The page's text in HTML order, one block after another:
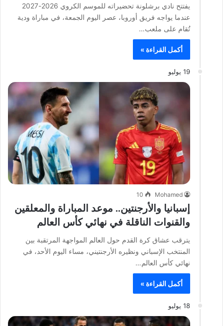
يفتتح نادي برشلونة تحضيراته للموسم الكروي 2026-2027
عندما يواجه فريق أوروبا، عصر اليوم الجمعة، في مباراة ودية
تُقام على ملعب…
أكمل القراءة »
19 يوليو
Mohamed
10
إسبانيا والأرجنتين.. موعد المباراة والمعلقين
والقنوات الناقلة في نهائي كأس العالم
يترقب عشاق كرة القدم حول العالم المواجهة المرتقبة بين
المنتخب الإسباني ونظيره الأرجنتيني، مساء اليوم الأحد، في
نهائي كأس العالم…
أكمل القراءة »
18 يوليو